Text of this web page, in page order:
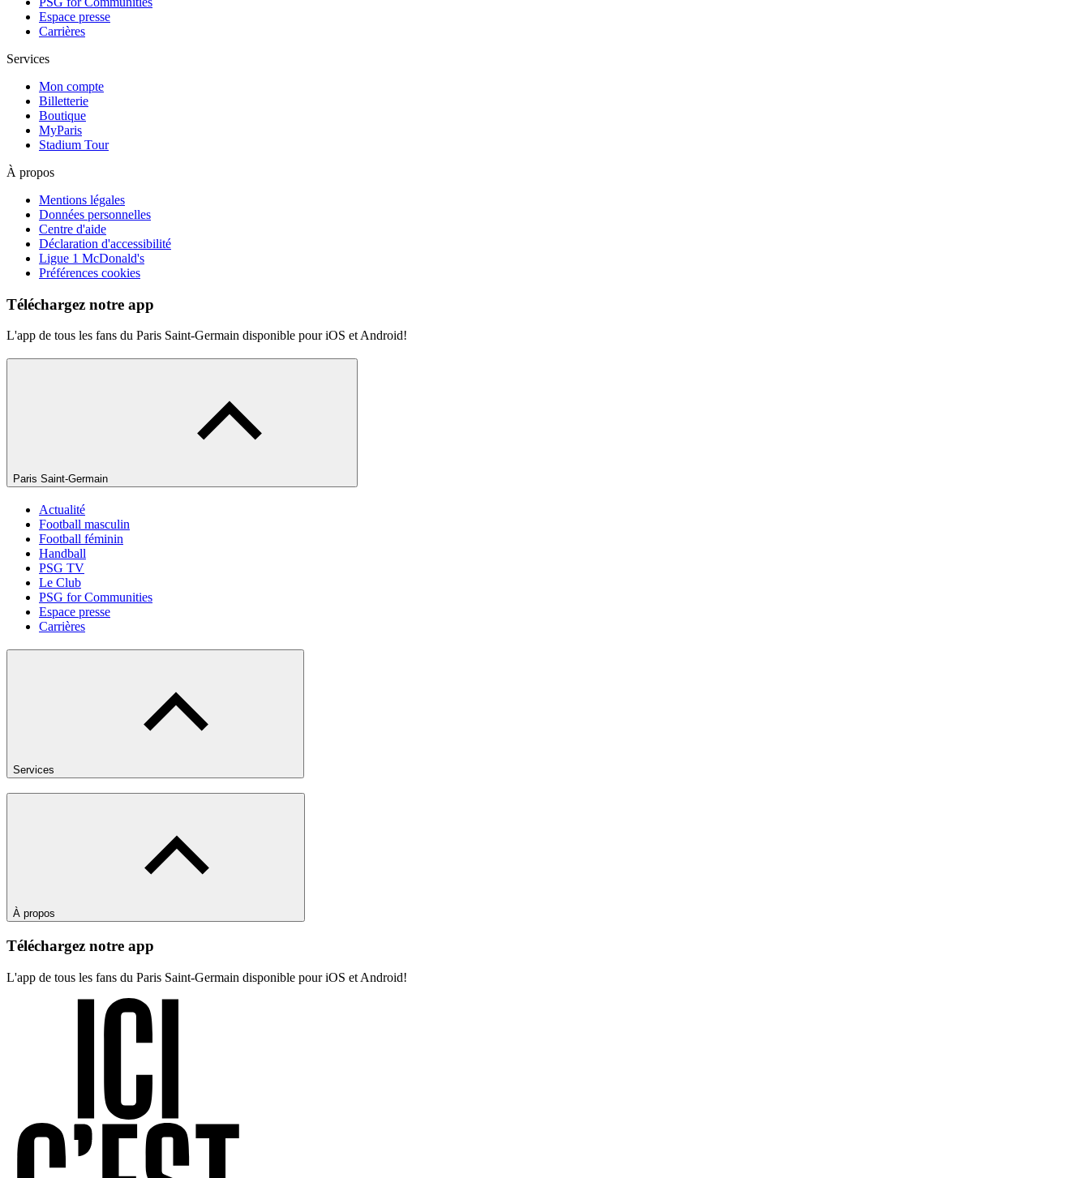
Espace presse
Carrières
Services
Mon compte
Billetterie
Boutique
MyParis
Stadium Tour
À propos
Mentions légales
Données personnelles
Centre d'aide
Déclaration d'accessibilité
Ligue 1 McDonald's
Préférences cookies
Téléchargez notre app
L'app de tous les fans du Paris Saint-Germain disponible pour iOS et Android!
Paris Saint-Germain
Actualité
Football masculin
Football féminin
Handball
PSG TV
Le Club
PSG for Communities
Espace presse
Carrières
Services
À propos
Téléchargez notre app
L'app de tous les fans du Paris Saint-Germain disponible pour iOS et Android!